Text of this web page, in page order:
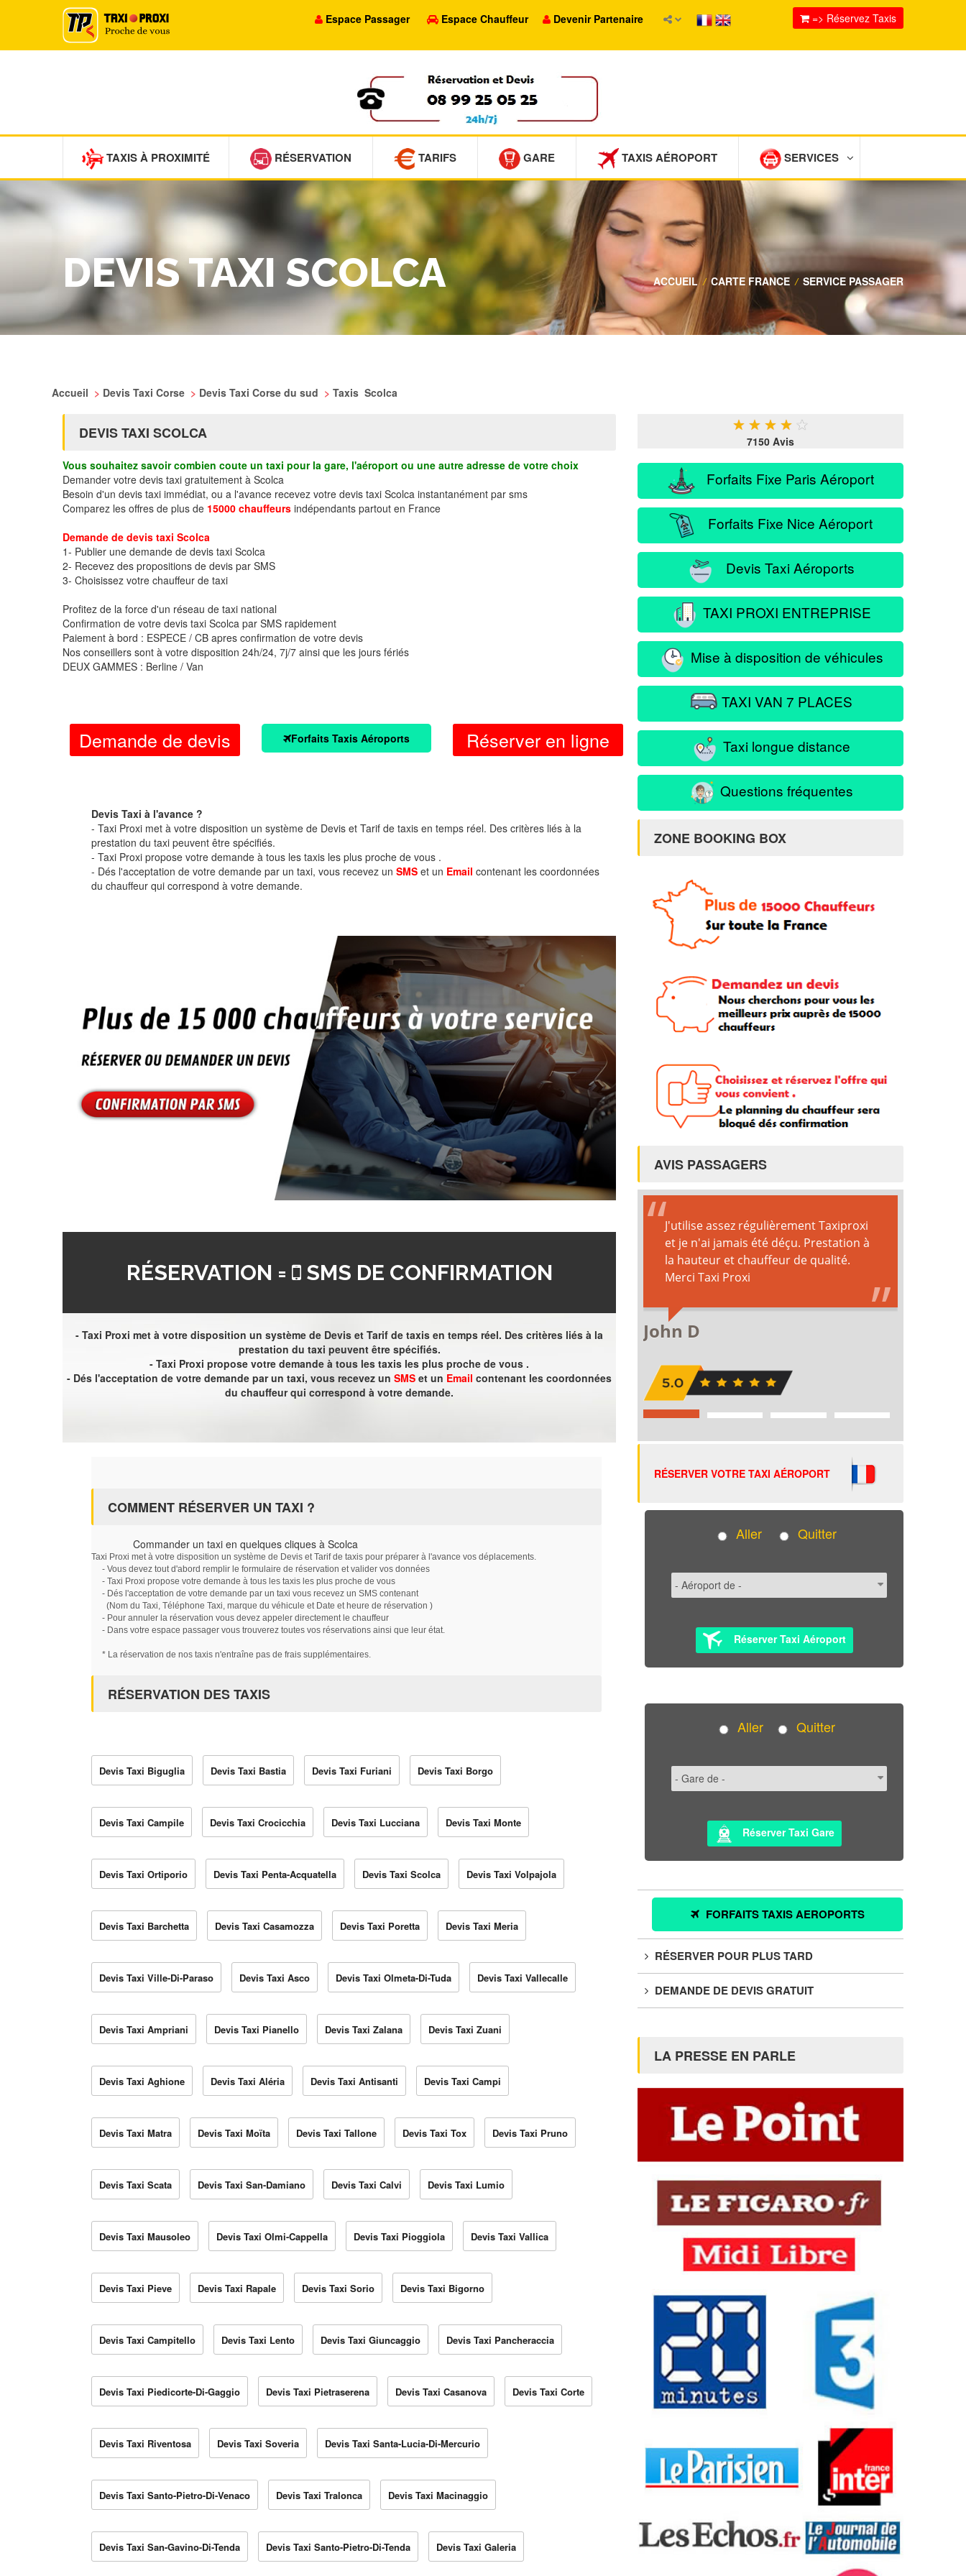
Espace Passager Espace Chauffeur Devenir Partenaire => Réservez Taxis
TAXIS À PROXIMITÉ RÉSERVATION TARIFS GARE TAXIS AÉROPORT SERVICES
DEVIS TAXI SCOLCA ACCUEIL / CARTE FRANCE / SERVICE PASSAGER
Accueil > Devis Taxi Corse > Devis Taxi Corse du sud > Taxis Scolca
DEVIS TAXI SCOLCA
Vous souhaitez savoir combien coute un taxi pour la gare, l'aéroport ou une autre adresse de votre choix
Demander votre devis taxi gratuitement à Scolca
Besoin d'un devis taxi immédiat, ou a l'avance recevez votre devis taxi Scolca instantanément par sms
Comparez les offres de plus de 15000 chauffeurs indépendants partout en France
Demande de devis taxi Scolca
1- Publier une demande de devis taxi Scolca
2- Recevez des propositions de devis par SMS
3- Choisissez votre chauffeur de taxi
Profitez de la force d'un réseau de taxi national
Confirmation de votre devis taxi Scolca par SMS rapidement
Paiement à bord : ESPECE / CB apres confirmation de votre devis
Nos conseillers sont à votre disposition 24h/24, 7j/7 ainsi que les jours fériés
DEUX GAMMES : Berline / Van
Demande de devis Forfaits Taxis Aéroports Réserver en ligne
Devis Taxi à l'avance ?
- Taxi Proxi met à votre disposition un système de Devis et Tarif de taxis en temps réel. Des critères liés à la
prestation du taxi peuvent être spécifiés.
- Taxi Proxi propose votre demande à tous les taxis les plus proche de vous .
- Dés l'acceptation de votre demande par un taxi, vous recevez un SMS et un Email contenant les coordonnées
du chauffeur qui correspond à votre demande.
RÉSERVATION = SMS DE CONFIRMATION
- Taxi Proxi met à votre disposition un système de Devis et Tarif de taxis en temps réel. Des critères liés à la
prestation du taxi peuvent être spécifiés.
- Taxi Proxi propose votre demande à tous les taxis les plus proche de vous .
- Dés l'acceptation de votre demande par un taxi, vous recevez un SMS et un Email contenant les coordonnées
du chauffeur qui correspond à votre demande.
COMMENT RÉSERVER UN TAXI ?
Commander un taxi en quelques cliques à Scolca
Taxi Proxi met à votre disposition un système de Devis et Tarif de taxis pour préparer à l'avance vos déplacements.
- Vous devez tout d'abord remplir le formulaire de réservation et valider vos données
- Taxi Proxi propose votre demande à tous les taxis les plus proche de vous
- Dés l'acceptation de votre demande par un taxi vous recevez un SMS contenant
(Nom du Taxi, Téléphone Taxi, marque du véhicule et Date et heure de réservation )
- Pour annuler la réservation vous devez appeler directement le chauffeur
- Dans votre espace passager vous trouverez toutes vos réservations ainsi que leur état.
* La réservation de nos taxis n'entraîne pas de frais supplémentaires.
RÉSERVATION DES TAXIS
Devis Taxi Biguglia Devis Taxi Bastia Devis Taxi Furiani Devis Taxi Borgo
Devis Taxi Campile Devis Taxi Crocicchia Devis Taxi Lucciana Devis Taxi Monte
Devis Taxi Ortiporio Devis Taxi Penta-Acquatella Devis Taxi Scolca Devis Taxi Volpajola
Devis Taxi Barchetta Devis Taxi Casamozza Devis Taxi Poretta Devis Taxi Meria
Devis Taxi Ville-Di-Paraso Devis Taxi Asco Devis Taxi Olmeta-Di-Tuda Devis Taxi Vallecalle
Devis Taxi Ampriani Devis Taxi Pianello Devis Taxi Zalana Devis Taxi Zuani
Devis Taxi Aghione Devis Taxi Aléria Devis Taxi Antisanti Devis Taxi Campi
Devis Taxi Matra Devis Taxi Moïta Devis Taxi Tallone Devis Taxi Tox Devis Taxi Pruno
Devis Taxi Scata Devis Taxi San-Damiano Devis Taxi Calvi Devis Taxi Lumio
Devis Taxi Mausoleo Devis Taxi Olmi-Cappella Devis Taxi Pioggiola Devis Taxi Vallica
Devis Taxi Pieve Devis Taxi Rapale Devis Taxi Sorio Devis Taxi Bigorno
Devis Taxi Campitello Devis Taxi Lento Devis Taxi Giuncaggio Devis Taxi Pancheraccia
Devis Taxi Piedicorte-Di-Gaggio Devis Taxi Pietraserena Devis Taxi Casanova Devis Taxi Corte
Devis Taxi Riventosa Devis Taxi Soveria Devis Taxi Santa-Lucia-Di-Mercurio
Devis Taxi Santo-Pietro-Di-Venaco Devis Taxi Tralonca Devis Taxi Macinaggio
Devis Taxi San-Gavino-Di-Tenda Devis Taxi Santo-Pietro-Di-Tenda Devis Taxi Galeria
★ ★ ★ ★ ★
7150 Avis
Forfaits Fixe Paris Aéroport
Forfaits Fixe Nice Aéroport
Devis Taxi Aéroports
TAXI PROXI ENTREPRISE
Mise à disposition de véhicules
TAXI VAN 7 PLACES
Taxi longue distance
Questions fréquentes
ZONE BOOKING BOX
AVIS PASSAGERS
RÉSERVER VOTRE TAXI AÉROPORT
Aller Quitter
Réserver Taxi Aéroport
Aller Quitter
Réserver Taxi Gare
FORFAITS TAXIS AEROPORTS
RÉSERVER POUR PLUS TARD
DEMANDE DE DEVIS GRATUIT
LA PRESSE EN PARLE